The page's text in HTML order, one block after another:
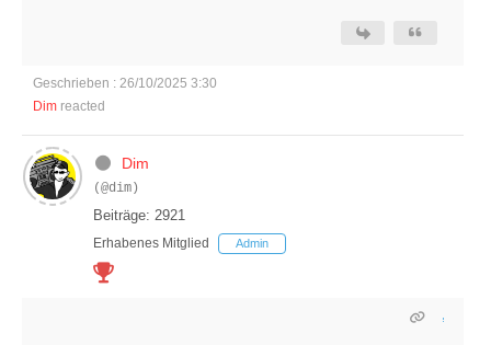
Geschrieben : 26/10/2025 3:30
Dim reacted
Dim
(@dim)
Beiträge: 2921
Erhabenes Mitglied Admin